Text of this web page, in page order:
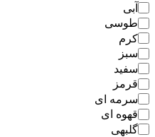
آبی
طوسی
کرم
سبز
سفید
قرمز
سرمه ای
قهوه ای
گلبهی